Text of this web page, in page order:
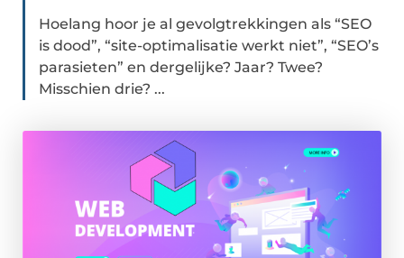
Hoelang hoor je al gevolgtrekkingen als “SEO
is dood”, “site-optimalisatie werkt niet”, “SEO’s
parasieten” en dergelijke? Jaar? Twee?
Misschien drie? ...